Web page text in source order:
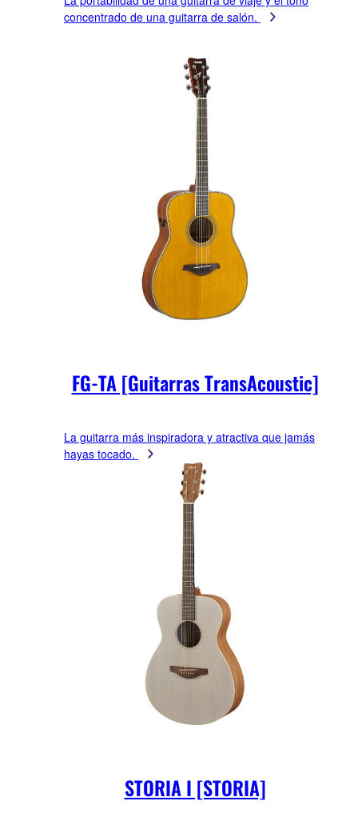
concentrado de una guitarra de salón.
FG-TA [Guitarras TransAcoustic]
La guitarra más inspiradora y atractiva que jamás
hayas tocado.
STORIA I [STORIA]